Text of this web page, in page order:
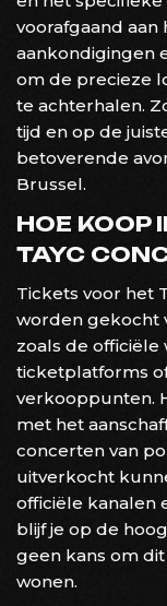
voorafgaand
aankondigingen
om de precieze
te achterhalen.
tijd en op de
betoverende
Brussel.
HOE KOOP
TAYC
Tickets voor het
worden gekocht
zoals de officiële
ticketplatforms
verkooppunten.
met het
concerten van
uitverkocht
officiële kanalen
blijf je op de
geen kans om
wonen.